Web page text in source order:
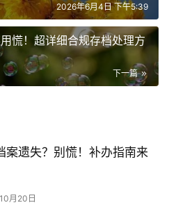
2026年6月4日 下午5:39
慌！超详细合规存档处理方
下一篇
案遗失？别慌！补办指南来
月20日